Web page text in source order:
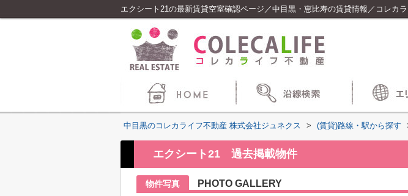
エクシート21の最新賃貸空室確認ページ／中目黒・恵比寿の賃貸情報／コレカ
中目黒のコレカライフ不動産 株式会社ジュネクス > (賃貸)路線・駅から探す
エクシート21 過去掲載物件
物件写真 PHOTO GALLERY